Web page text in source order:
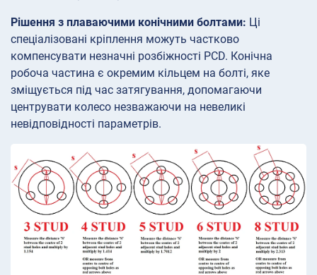
Рішення з плаваючими конічними болтами: Ці
спеціалізовані кріплення можуть частково
компенсувати незначні розбіжності PCD. Конічна
робоча частина є окремим кільцем на болті, яке
зміщується під час затягування, допомагаючи
центрувати колесо незважаючи на невеликі
невідповідності параметрів.